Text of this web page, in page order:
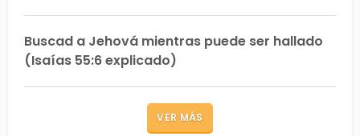
Buscad a Jehová mientras puede ser hallado
(Isaías 55:6 explicado)
VER MÁS